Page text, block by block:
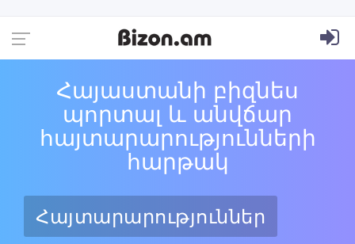
Հայաստանի բիզնես
պորտալ և անվճար
հայտարարությունների
հարթակ
Հայտարարություններ